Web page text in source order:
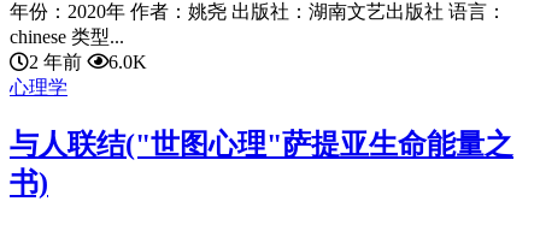
年份：2020年 作者：姚尧 出版社：湖南文艺出版社 语言：
chinese 类型...
2 年前
6.0K
心理学
与人联结("世图心理"萨提亚生命能量之
书)